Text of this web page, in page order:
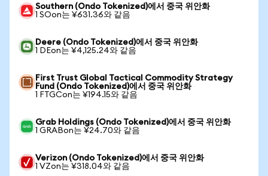
Southern (Ondo Tokenized)에서 중국 위안화
1 SOon는 ¥631.36와 같음
Deere (Ondo Tokenized)에서 중국 위안화
1 DEon는 ¥4,125.24와 같음
First Trust Global Tactical Commodity Strategy
Fund (Ondo Tokenized)에서 중국 위안화
1 FTGCon는 ¥194.15와 같음
Grab Holdings (Ondo Tokenized)에서 중국 위안화
1 GRABon는 ¥24.70와 같음
Verizon (Ondo Tokenized)에서 중국 위안화
1 VZon는 ¥318.04와 같음